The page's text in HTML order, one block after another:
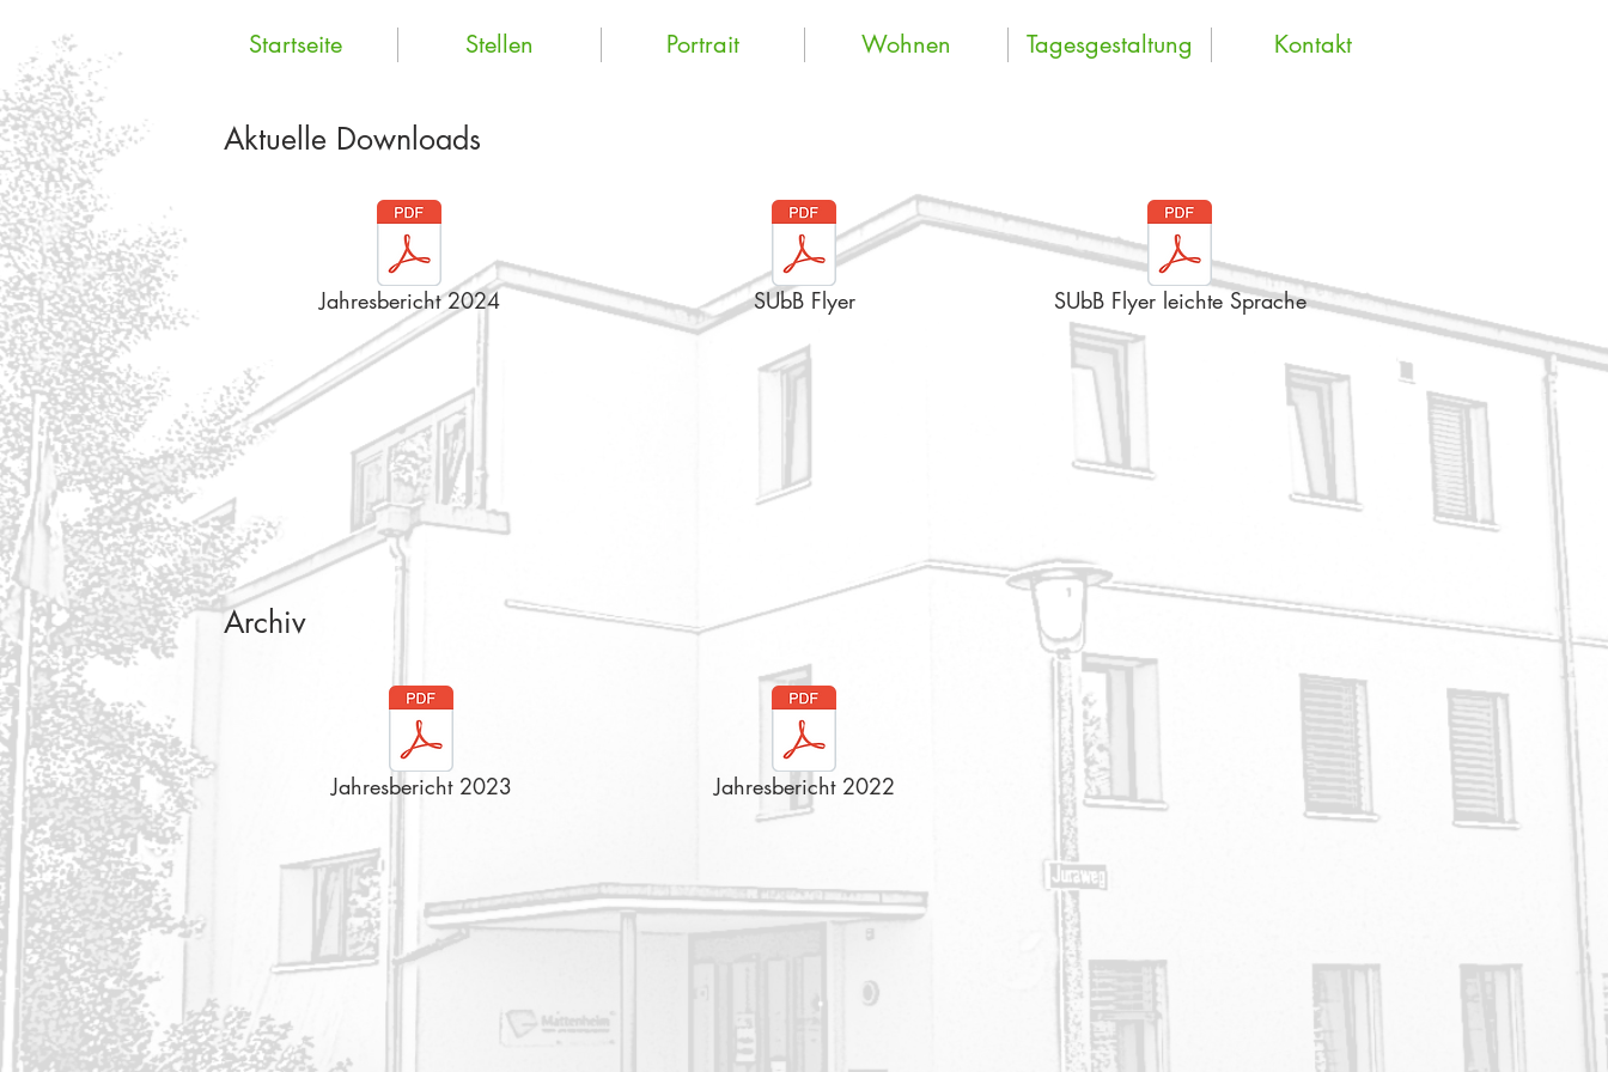
Startseite Stellen Portrait Wohnen Tagesgestaltung Kontakt
Jahresbericht 2024 SUbB Flyer SUbB Flyer leichte Sprache
Aktuelle Downloads
Archiv
Jahresbericht 2023 Jahresbericht 2022